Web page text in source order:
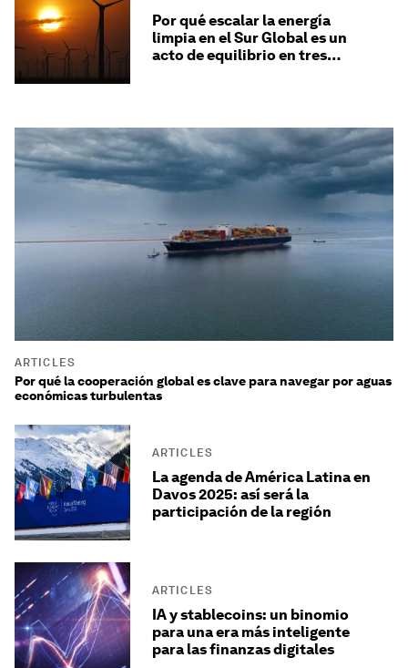
Por qué escalar la energía
limpia en el Sur Global es un
acto de equilibrio en tres
ARTICLES
Por qué la cooperación global es clave para navegar por aguas
económicas turbulentas
ARTICLES
La agenda de América Latina en
Davos 2025: así será la
participación de la región
ARTICLES
IA y stablecoins: un binomio
para una era más inteligente
para las finanzas digitales